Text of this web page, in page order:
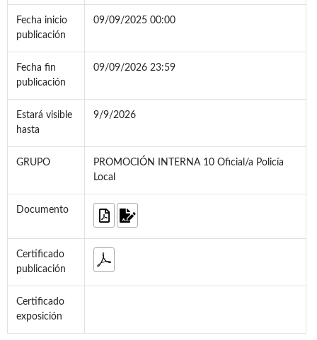
Fecha inicio
publicación
09/09/2025 00:00
Fecha fin
publicación
09/09/2026 23:59
Estará visible
hasta
9/9/2026
GRUPO
PROMOCIÓN INTERNA 10 Oficial/a Policía
Local
Documento
Certificado
publicación
Certificado
exposición